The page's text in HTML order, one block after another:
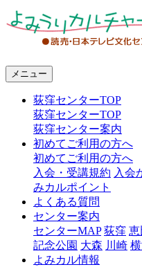
メニュー
荻窪センターTOP
荻窪センターTOP
荻窪センター案内
初めてご利用の方へ
初めてご利用の方へ
入会・受講規約 入会
みカルポイント
よくある質問
センター案内
センターMAP 荻窪 恵
記念公園 大森 川崎
よみカル情報